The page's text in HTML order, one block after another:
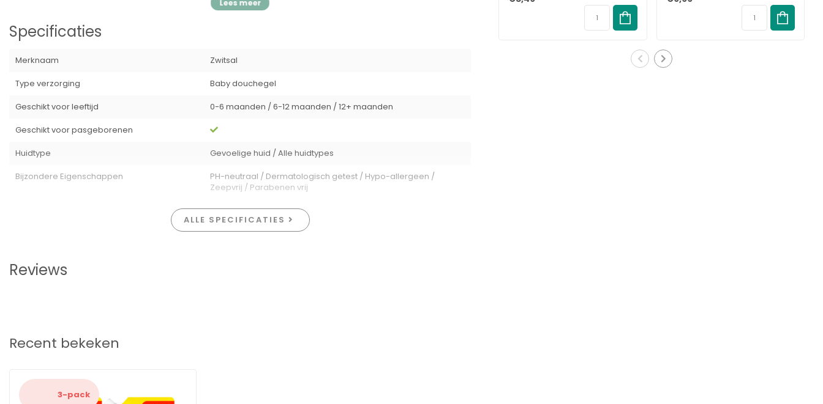
✓ Hydrateert de babyhuid.
✓ Anti-steken formule.
Specificatie's:
Productsoort:Wasgel
7436926577570
Specificaties
Merknaam
Zwitsal
Type verzorging
Baby douchegel
Geschikt voor leeftijd
0-6 maanden / 6-12 maanden / 12+ maanden
Geschikt voor pasgeborenen
Huidtype
Gevoelige huid / Alle huidtypes
Bijzondere Eigenschappen
PH-neutraal / Dermatologisch getest / Hypo-allergeen /
Zeepvrij / Parabenen vrij
ALLE SPECIFICATIES
Reviews
Recent bekeken
3-pack